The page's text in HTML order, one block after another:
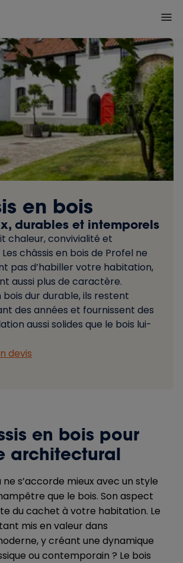
en bois
durables et intemporels
chaleur, convivialité et
châssis en bois de Profel ne
pas d’habiller votre habitation,
aussi plus de caractère.
bois dur durable, ils restent
des années et fournissent des
aussi solides que le bois lui-
devis
en bois pour
architectural
s’accorde mieux avec un style
que le bois. Son aspect
du cachet à votre habitation. Le
mis en valeur dans
y créant une dynamique
ou contemporain ? Le bois